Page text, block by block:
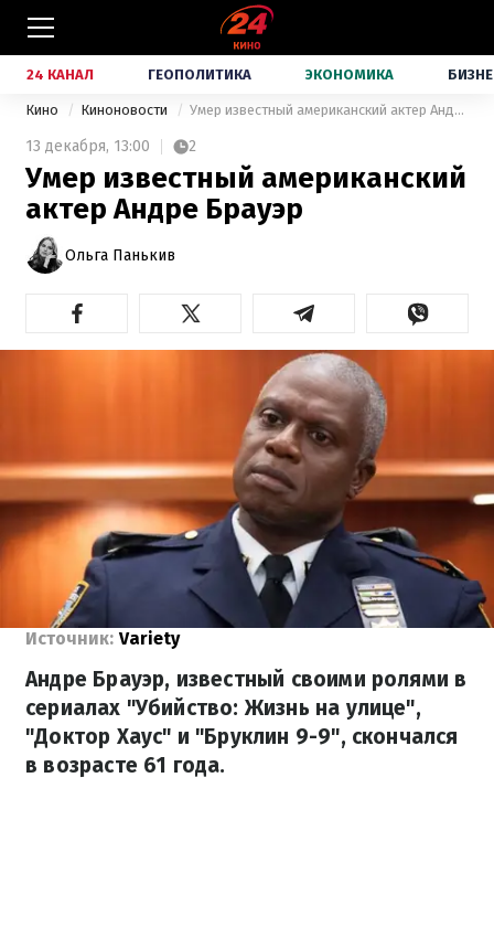
24 КАНАЛ ГЕОПОЛИТИКА ЭКОНОМИКА
Кино Киноновости Умер известный американский актер Андре Брауэр
13 декабря, 13:00 2
Умер известный американский
актер Андре Брауэр
Ольга Панькив
Источник: Variety
Андре Брауэр, известный своими ролями в
сериалах "Убийство: Жизнь на улице",
"Доктор Хаус" и "Бруклин 9-9", скончался
в возрасте 61 года.